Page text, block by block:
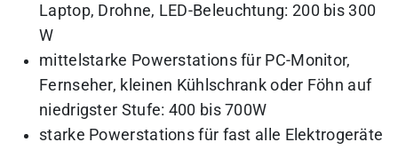
Laptop, Drohne, LED-Beleuchtung: 200 bis 300
W
mittelstarke Powerstations für PC-Monitor,
Fernseher, kleinen Kühlschrank oder Föhn auf
niedrigster Stufe: 400 bis 700W
starke Powerstations für fast alle Elektrogeräte